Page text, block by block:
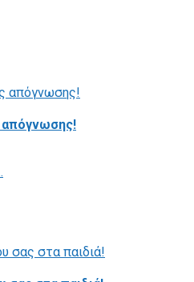
απόγνωσης!